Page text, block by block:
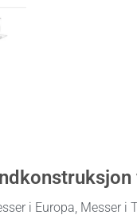
i Europa, Messer i